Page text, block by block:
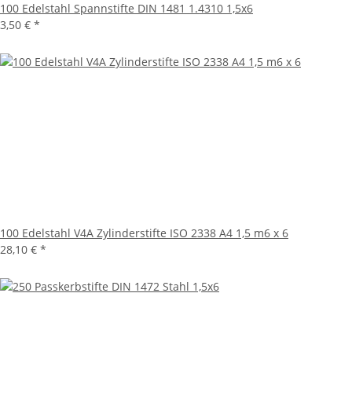
100 Edelstahl Spannstifte DIN 1481 1.4310 1,5x6
3,50 € *
100 Edelstahl V4A Zylinderstifte ISO 2338 A4 1,5 m6 x 6
28,10 € *